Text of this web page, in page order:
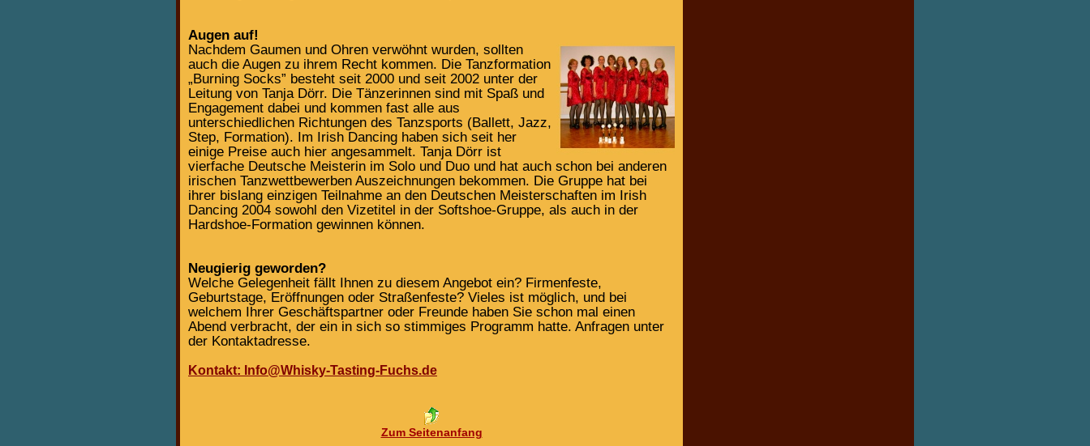
Augen auf!
Nachdem Gaumen und Ohren verwöhnt wurden, sollten
auch die Augen zu ihrem Recht kommen. Die Tanzformation
„Burning Socks” besteht seit 2000 und seit 2002 unter der
Leitung von Tanja Dörr. Die Tänzerinnen sind mit Spaß und
Engagement dabei und kommen fast alle aus
unterschiedlichen Richtungen des Tanzsports (Ballett, Jazz,
Step, Formation). Im Irish Dancing haben sich seit her
einige Preise auch hier angesammelt. Tanja Dörr ist
vierfache Deutsche Meisterin im Solo und Duo und hat auch schon bei anderen
irischen Tanzwettbewerben Auszeichnungen bekommen. Die Gruppe hat bei
ihrer bislang einzigen Teilnahme an den Deutschen Meisterschaften im Irish
Dancing 2004 sowohl den Vizetitel in der Softshoe-Gruppe, als auch in der
Hardshoe-Formation gewinnen können.
Neugierig geworden?
Welche Gelegenheit fällt Ihnen zu diesem Angebot ein? Firmenfeste,
Geburtstage, Eröffnungen oder Straßenfeste? Vieles ist möglich, und bei
welchem Ihrer Geschäftspartner oder Freunde haben Sie schon mal einen
Abend verbracht, der ein in sich so stimmiges Programm hatte. Anfragen unter
der Kontaktadresse.
Kontakt: Info@Whisky-Tasting-Fuchs.de
Zum Seitenanfang